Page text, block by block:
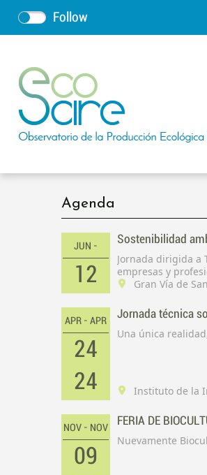
Follow
Agenda
JUN -
12
Sostenibilidad
Jornada dirigida a
empresas y
Gran Vía de
APR - APR
24
24
Jornada técnica
Una única
Instituto de la
NOV - NOV
09
FERIA DE
Nuevamente